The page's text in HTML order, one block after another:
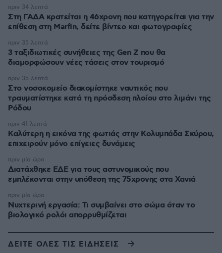
Στη ΓΑΔΑ κρατείται η 46χρονη που κατηγορείται για την
επίθεση στη Marfin, δείτε βίντεο και φωτογραφίες
πριν 34 λεπτά
3 ταξιδιωτικές συνήθειες της Gen Z που θα
διαμορφώσουν νέες τάσεις στον τουρισμό
πριν 35 λεπτά
Στο νοσοκομείο διακομίστηκε ναυτικός που
τραυματίστηκε κατά τη πρόσδεση πλοίου στο λιμάνι της
Ρόδου
πριν 35 λεπτά
Καλύτερη η εικόνα της φωτιάς στην Κολυμπάδα Σκύρου,
επιχειρούν μόνο επίγειες δυνάμεις
πριν 41 λεπτά
Διατάχθηκε ΕΔΕ για τους αστυνομικούς που
εμπλέκονται στην υπόθεση της 75χρονης στα Χανιά
πριν μία ώρα
Νυχτερινή εργασία: Τι συμβαίνει στο σώμα όταν το
βιολογικό ρολόι απορρυθμίζεται
πριν μία ώρα
ΔΕΙΤΕ ΟΛΕΣ ΤΙΣ ΕΙΔΗΣΕΙΣ